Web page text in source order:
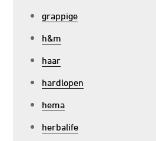
grappige
h&m
haar
hardlopen
hema
herbalife